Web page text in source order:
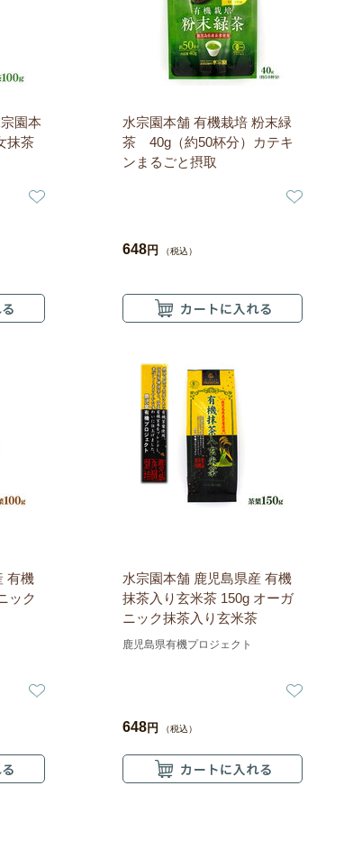
園本
抹茶
水宗園本舗 有機栽培 粉末緑
茶 40g（約50杯分）カテキ
ンまるごと摂取
648円 （税込）
有機
ック
水宗園本舗 鹿児島県産 有機
抹茶入り玄米茶 150g オーガ
ニック抹茶入り玄米茶
鹿児島県有機プロジェクト
648円 （税込）